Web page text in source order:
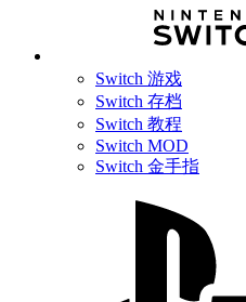
Switch 游戏
Switch 存档
Switch 教程
Switch MOD
Switch 金手指